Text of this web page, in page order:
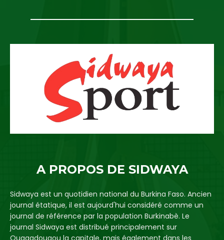
A PROPOS DE SIDWAYA
Sidwaya est un quotidien national du Burkina Faso. Ancien
journal étatique, il est aujourd'hui considéré comme un
journal de référence par la population Burkinabè. Le
journal Sidwaya est distribué principalement sur
Ouagadougou la capitale, mais également dans les